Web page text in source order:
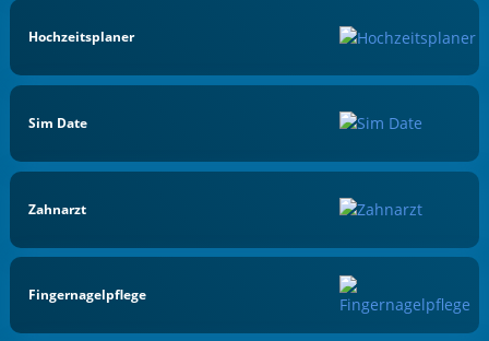
Hochzeitsplaner
Sim Date
Zahnarzt
Fingernagelpflege